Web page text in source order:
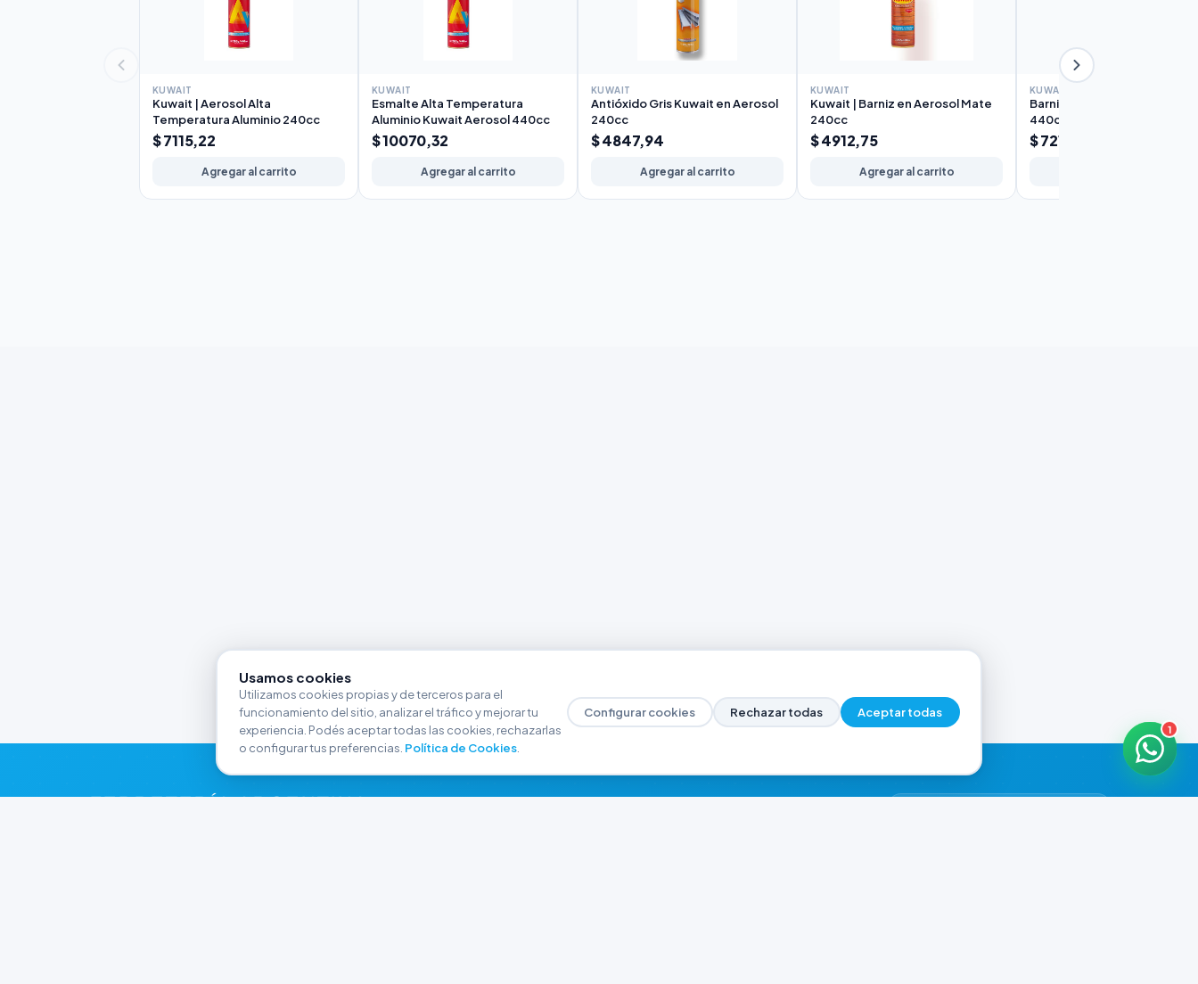
KUWAIT
Kuwait | Aerosol Alta
Temperatura Aluminio 240cc
$ 7115,22
Agregar al carrito
KUWAIT
Esmalte Alta Temperatura
Aluminio Kuwait Aerosol 440cc
$ 10070,32
Agregar al carrito
KUWAIT
Antióxido Gris Kuwait en Aerosol
240cc
$ 4847,94
Agregar al carrito
KUWAIT
Kuwait | Barniz en Aerosol Mate
240cc
$ 4912,75
Agregar al carrito
KUWAIT
Barniz Mate Kuwait en
440cc
$ 7219,80
FERRETERÍA ARGENTINA
1
Usamos cookies
Utilizamos cookies propias y de terceros para el
funcionamiento del sitio, analizar el tráfico y mejorar tu
experiencia. Podés aceptar todas las cookies, rechazarlas
o configurar tus preferencias. Política de Cookies.
Configurar cookies Rechazar todas Aceptar todas